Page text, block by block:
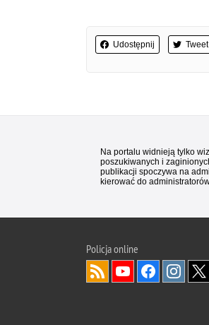
Udostępnij Tweet
Na portalu widnieją tylko
poszukiwanych i
publikacji spoczywa na
kierować do
Policjaonline